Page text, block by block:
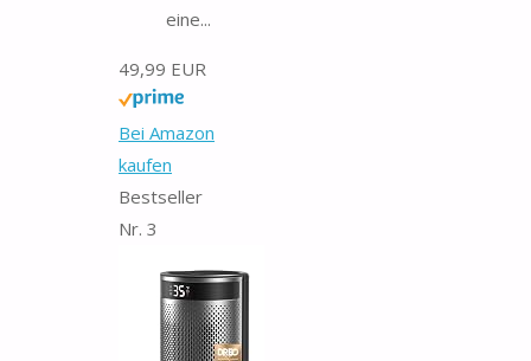
eine...
49,99 EUR
Bei Amazon
kaufen
Bestseller
Nr. 3